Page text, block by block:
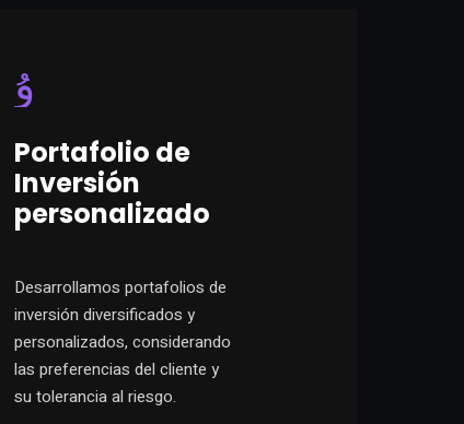
Portafolio de
Inversión
personalizado
Desarrollamos portafolios de
inversión diversificados y
personalizados, considerando
las preferencias del cliente y
su tolerancia al riesgo.